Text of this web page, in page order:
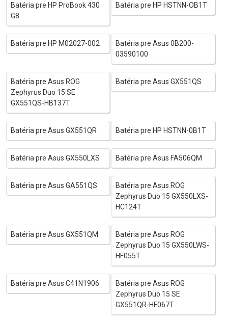
Batéria pre HP ProBook 430
G8
Batéria pre HP HSTNN-OB1T
Batéria pre HP M02027-002
Batéria pre Asus 0B200-
03590100
Batéria pre Asus ROG
Zephyrus Duo 15 SE
GX551QS-HB137T
Batéria pre Asus GX551QS
Batéria pre Asus GX551QR Batéria pre HP HSTNN-0B1T
Batéria pre Asus GX550LXS Batéria pre Asus FA506QM
Batéria pre Asus GA551QS
Batéria pre Asus ROG
Zephyrus Duo 15 GX550LXS-
HC124T
Batéria pre Asus GX551QM
Batéria pre Asus ROG
Zephyrus Duo 15 GX550LWS-
HF055T
Batéria pre Asus C41N1906
Batéria pre Asus ROG
Zephyrus Duo 15 SE
GX551QR-HF067T